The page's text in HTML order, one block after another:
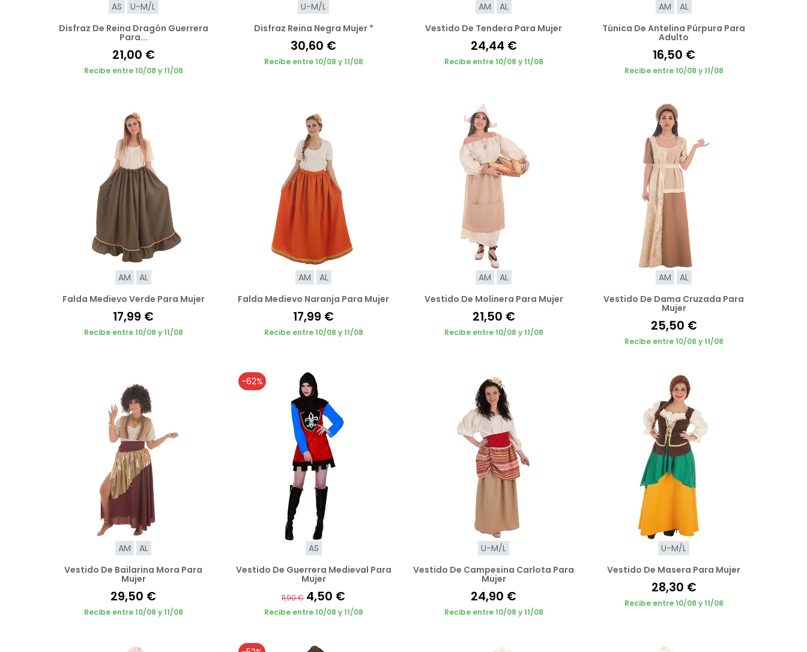
AS
U-M/L
Disfraz De Reina Dragón Guerrera
Para...
21,00 €
Recibe entre 10/08 y 11/08
U-M/L
Disfraz Reina Negra Mujer *
30,60 €
Recibe entre 10/08 y 11/08
AM
AL
Vestido De Tendera Para Mujer
24,44 €
Recibe entre 10/08 y 11/08
AM
AL
Túnica De Antelina Púrpura Para
Adulto
16,50 €
Recibe entre 10/08 y 11/08
AM
AL
Falda Medievo Verde Para Mujer
17,99 €
Recibe entre 10/08 y 11/08
AM
AL
Falda Medievo Naranja Para Mujer
17,99 €
Recibe entre 10/08 y 11/08
AM
AL
Vestido De Molinera Para Mujer
21,50 €
Recibe entre 10/08 y 11/08
AM
AL
Vestido De Dama Cruzada Para
Mujer
25,50 €
Recibe entre 10/08 y 11/08
AM
AL
Vestido De Bailarina Mora Para
Mujer
29,50 €
Recibe entre 10/08 y 11/08
-62%
AS
Vestido De Guerrera Medieval Para
Mujer
11,90 € 4,50 €
Recibe entre 10/08 y 11/08
U-M/L
Vestido De Campesina Carlota Para
Mujer
24,90 €
Recibe entre 10/08 y 11/08
U-M/L
Vestido De Masera Para Mujer
28,30 €
Recibe entre 10/08 y 11/08